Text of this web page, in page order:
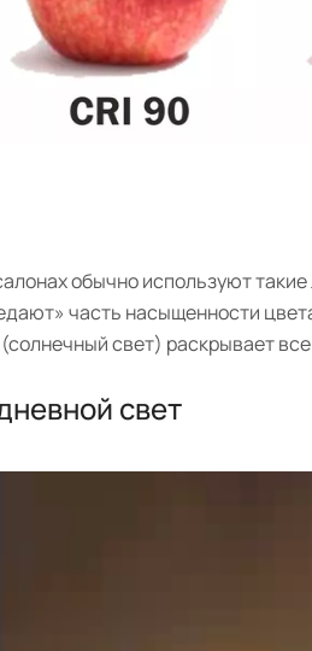
обычно используют
часть насыщенности
свет) раскрывает
свет